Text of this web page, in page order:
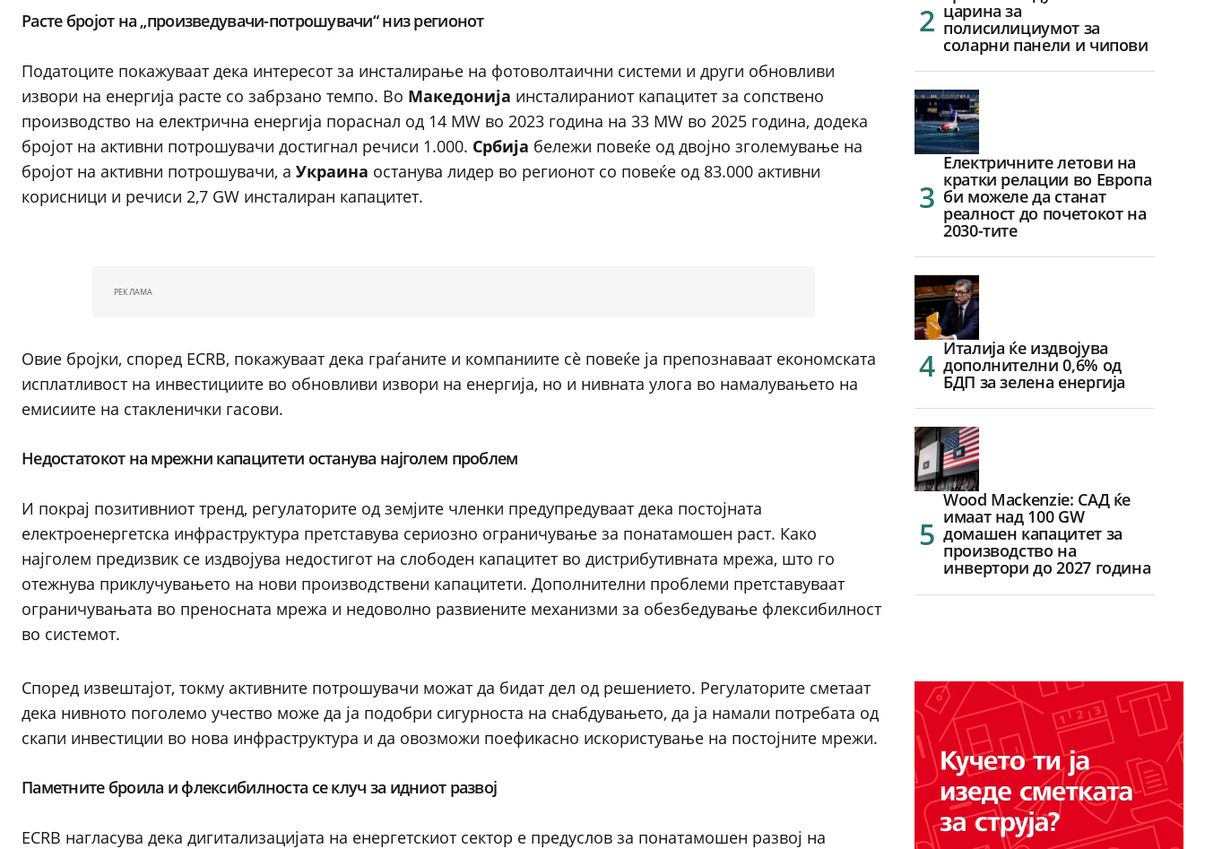
Расте бројот на „произведувачи-потрошувачи“ низ регионот
Податоците покажуваат дека интересот за инсталирање на фотоволтаични системи и други обновливи
извори на енергија расте со забрзано темпо. Во Македонија инсталираниот капацитет за сопствено
производство на електрична енергија пораснал од 14 MW во 2023 година на 33 MW во 2025 година, додека
бројот на активни потрошувачи достигнал речиси 1.000. Србија бележи повеќе од двојно зголемување на
бројот на активни потрошувачи, а Украина останува лидер во регионот со повеќе од 83.000 активни
корисници и речиси 2,7 GW инсталиран капацитет.
РЕКЛАМА
Овие бројки, според ECRB, покажуваат дека граѓаните и компаниите сè повеќе ја препознаваат економската
исплатливост на инвестициите во обновливи извори на енергија, но и нивната улога во намалувањето на
емисиите на стакленички гасови.
Недостатокот на мрежни капацитети останува најголем проблем
И покрај позитивниот тренд, регулаторите од земјите членки предупредуваат дека постојната
електроенергетска инфраструктура претставува сериозно ограничување за понатамошен раст. Како
најголем предизвик се издвојува недостигот на слободен капацитет во дистрибутивната мрежа, што го
отежнува приклучувањето на нови производствени капацитети. Дополнителни проблеми претставуваат
ограничувањата во преносната мрежа и недоволно развиените механизми за обезбедување флексибилност
во системот.
Според извештајот, токму активните потрошувачи можат да бидат дел од решението. Регулаторите сметаат
дека нивното поголемо учество може да ја подобри сигурноста на снабдувањето, да ја намали потребата од
скапи инвестиции во нова инфраструктура и да овозможи поефикасно искористување на постојните мрежи.
Паметните броила и флексибилноста се клуч за идниот развој
ECRB нагласува дека дигитализацијата на енергетскиот сектор е предуслов за понатамошен развој на
царина за
полисилициумот за
соларни панели и чипови
Електричните летови на
кратки релации во Европа
би можеле да станат
реалност до почетокот на
2030-тите
Италија ќе издвојува
дополнителни 0,6% од
БДП за зелена енергија
Wood Mackenzie: САД ќе
имаат над 100 GW
домашен капацитет за
производство на
инвертори до 2027 година